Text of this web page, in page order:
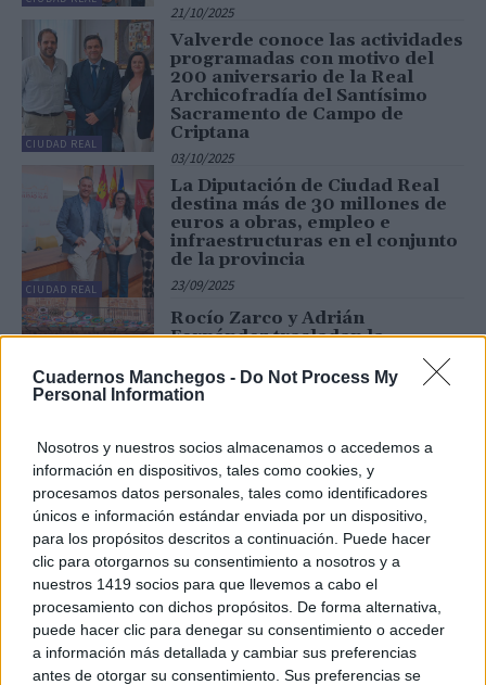
Cuadernos Manchegos - Do Not Process My
Personal Information
Nosotros y nuestros socios almacenamos o accedemos a
información en dispositivos, tales como cookies, y
procesamos datos personales, tales como identificadores
únicos e información estándar enviada por un dispositivo,
para los propósitos descritos a continuación. Puede hacer
clic para otorgarnos su consentimiento a nosotros y a
nuestros 1419 socios para que llevemos a cabo el
procesamiento con dichos propósitos. De forma alternativa,
puede hacer clic para denegar su consentimiento o acceder
a información más detallada y cambiar sus preferencias
antes de otorgar su consentimiento. Sus preferencias se
21/10/2025
CIUDAD REAL
Valverde conoce las actividades
programadas con motivo del
200 aniversario de la Real
Archicofradía del Santísimo
Sacramento de Campo de
Criptana
03/10/2025
CIUDAD REAL
La Diputación de Ciudad Real
destina más de 30 millones de
euros a obras, empleo e
infraestructuras en el conjunto
de la provincia
23/09/2025
Rocío Zarco y Adrián
Fernández trasladan la
cercanía de la Diputación en la
inauguración de las fiestas de
Granátula de Calatrava
CIUDAD REAL
La Diputación de Ciudad Real
moviliza 10,5 millones de euros
para reforzar los servicios que
prestan los ayuntamientos
15/07/2025
Rocío Zarco pone en valor el
trabajo de los jóvenes
empresarios por la provincia en
el foro ‘Conecta 2025’
12/06/2025